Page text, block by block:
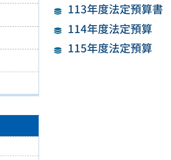
113年度法定預算書
114年度法定預算
115年度法定預算